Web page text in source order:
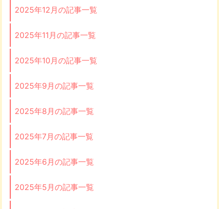
2025年12月の記事一覧
2025年11月の記事一覧
2025年10月の記事一覧
2025年9月の記事一覧
2025年8月の記事一覧
2025年7月の記事一覧
2025年6月の記事一覧
2025年5月の記事一覧